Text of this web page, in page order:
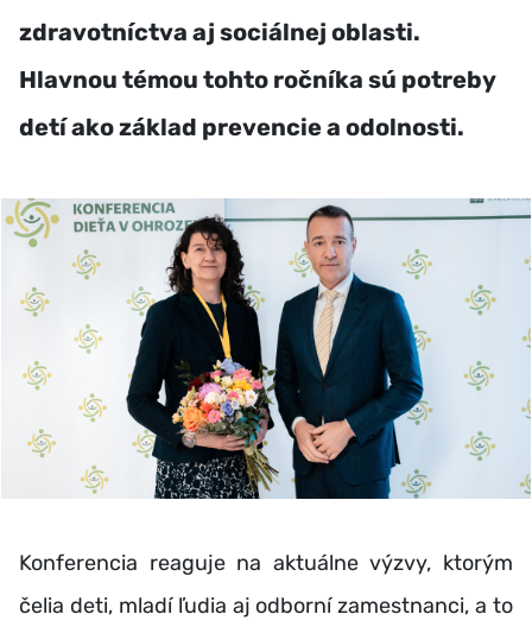
zdravotníctva aj sociálnej oblasti.
Hlavnou témou tohto ročníka sú potreby
detí ako základ prevencie a odolnosti.
Konferencia reaguje na aktuálne výzvy, ktorým
čelia deti, mladí ľudia aj odborní zamestnanci, a to